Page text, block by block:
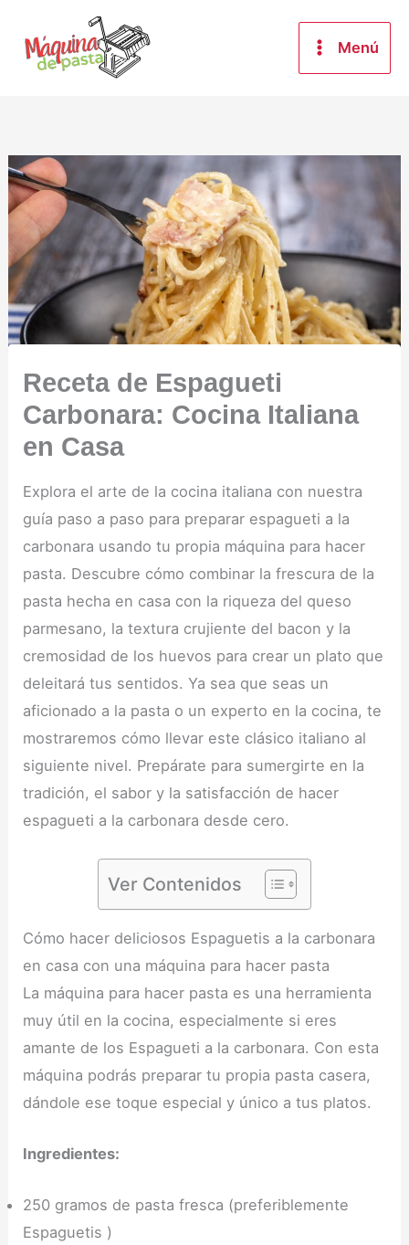
contenido
Menú
Receta de Espagueti
Carbonara: Cocina Italiana
en Casa
Explora el arte de la cocina italiana con nuestra
guía paso a paso para preparar espagueti a la
carbonara usando tu propia máquina para hacer
pasta. Descubre cómo combinar la frescura de la
pasta hecha en casa con la riqueza del queso
parmesano, la textura crujiente del bacon y la
cremosidad de los huevos para crear un plato que
deleitará tus sentidos. Ya sea que seas un
aficionado a la pasta o un experto en la cocina, te
mostraremos cómo llevar este clásico italiano al
siguiente nivel. Prepárate para sumergirte en la
tradición, el sabor y la satisfacción de hacer
espagueti a la carbonara desde cero.
Ver Contenidos
Cómo hacer deliciosos Espaguetis a la carbonara
en casa con una máquina para hacer pasta
La máquina para hacer pasta es una herramienta
muy útil en la cocina, especialmente si eres
amante de los Espagueti a la carbonara. Con esta
máquina podrás preparar tu propia pasta casera,
dándole ese toque especial y único a tus platos.
Ingredientes:
250 gramos de pasta fresca (preferiblemente
Espaguetis )